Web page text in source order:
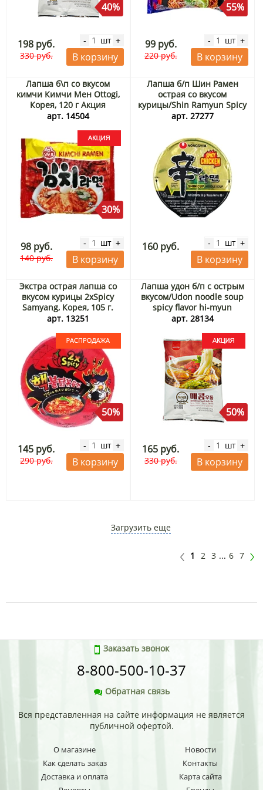
40%
198 руб.
330 руб.
- шт +
В корзину
55%
99 руб.
220 руб.
- шт +
В корзину
Лапша б\п со вкусом
кимчи Кимчи Мен Ottogi,
Корея, 120 г Акция
арт. 14504
30%
98 руб.
140 руб.
- шт +
В корзину
Лапша б/п Шин Рамен
острая со вкусом
курицы/Shin Ramyun Spicy
Chicken Nongshim, Корея,
арт. 27277
160 руб. - шт +
В корзину
Экстра острая лапша со
вкусом курицы 2хSpicy
Samyang, Корея, 105 г.
Срок до 28.09.2026.
арт. 13251
50%
145 руб.
290 руб.
- шт +
В корзину
Лапша удон б/п с острым
вкусом/Udon noodle soup
spicy flavor hi-myun
Самлип/Samlip, Корея, 234
арт. 28134
50%
165 руб.
330 руб.
- шт +
В корзину
Загрузить еще
1 2 3 ... 6 7
Заказать звонок
8-800-500-10-37
Обратная связь
Вся представленная на сайте информация не является
публичной офертой.
О магазине
Как сделать заказ
Доставка и оплата
Новости
Контакты
Карта сайта